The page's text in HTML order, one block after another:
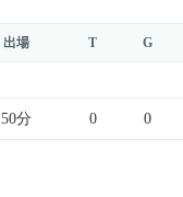
出場 T G
50分 0 0